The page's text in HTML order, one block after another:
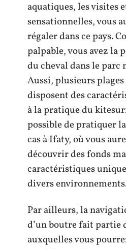
aquatiques, les visites
sensationnelles, vous
régaler dans ce pays.
palpable, vous avez la
du cheval dans le parc
Aussi, plusieurs
disposent des
à la pratique du
possible de pratiquer la
cas à Ifaty, où vous
découvrir des fonds
caractéristiques
divers
Par ailleurs, la
d’un boutre fait partie
auxquelles vous